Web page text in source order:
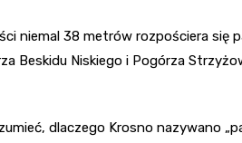
38 metrów rozpościera się
Beskidu Niskiego i Pogórza
dlaczego Krosno nazywano